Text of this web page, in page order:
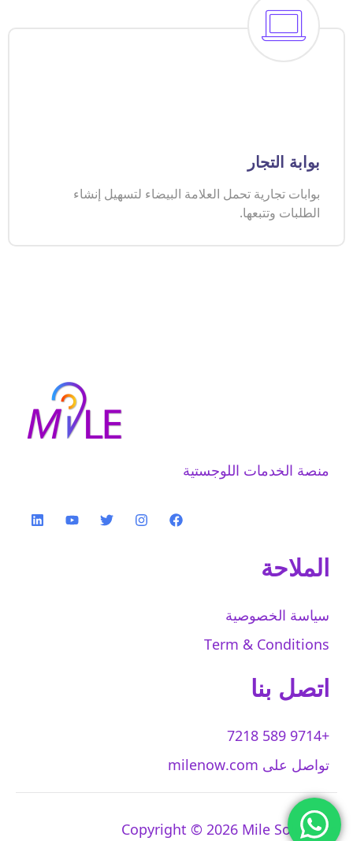
بوابة التجار
بوابات تجارية تحمل العلامة البيضاء لتسهيل إنشاء
الطلبات وتتبعها.
منصة الخدمات اللوجستية
الملاحة
سياسة الخصوصية
Term & Conditions
اتصل بنا
+9714 589 7218
تواصل على milenow.com
Copyright © 2026 Mile Solutions